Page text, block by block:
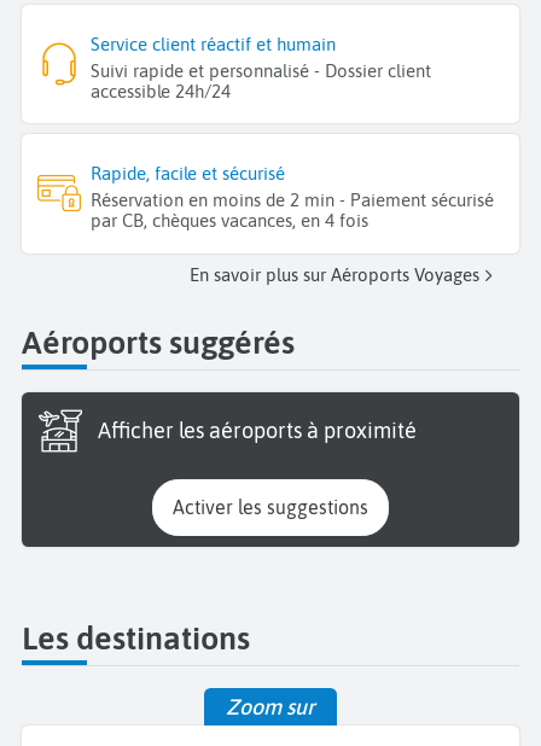
Service client réactif et humain
Suivi rapide et personnalisé - Dossier client
accessible 24h/24
Rapide, facile et sécurisé
Réservation en moins de 2 min - Paiement sécurisé
par CB, chèques vacances, en 4 fois
En savoir plus sur Aéroports Voyages
Aéroports suggérés
Afficher les aéroports à proximité
Activer les suggestions
Les destinations
Zoom sur